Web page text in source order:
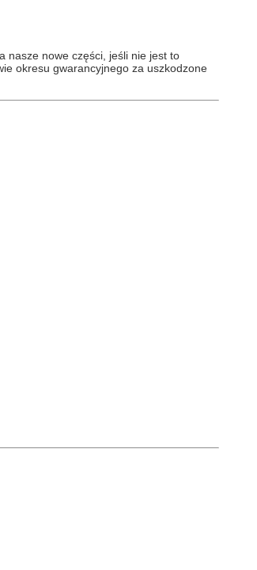
nasze nowe części, jeśli nie jest to
okresu gwarancyjnego za uszkodzone